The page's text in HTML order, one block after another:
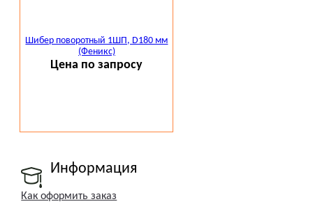
Шибер поворотный 1ШП, D180 мм
(Феникс)
Цена по запросу
Информация
Как оформить заказ